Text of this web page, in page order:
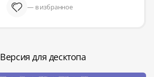
— в избранное
Версия для десктопа